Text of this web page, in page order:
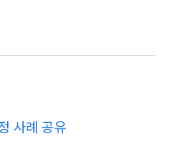
사례 공유